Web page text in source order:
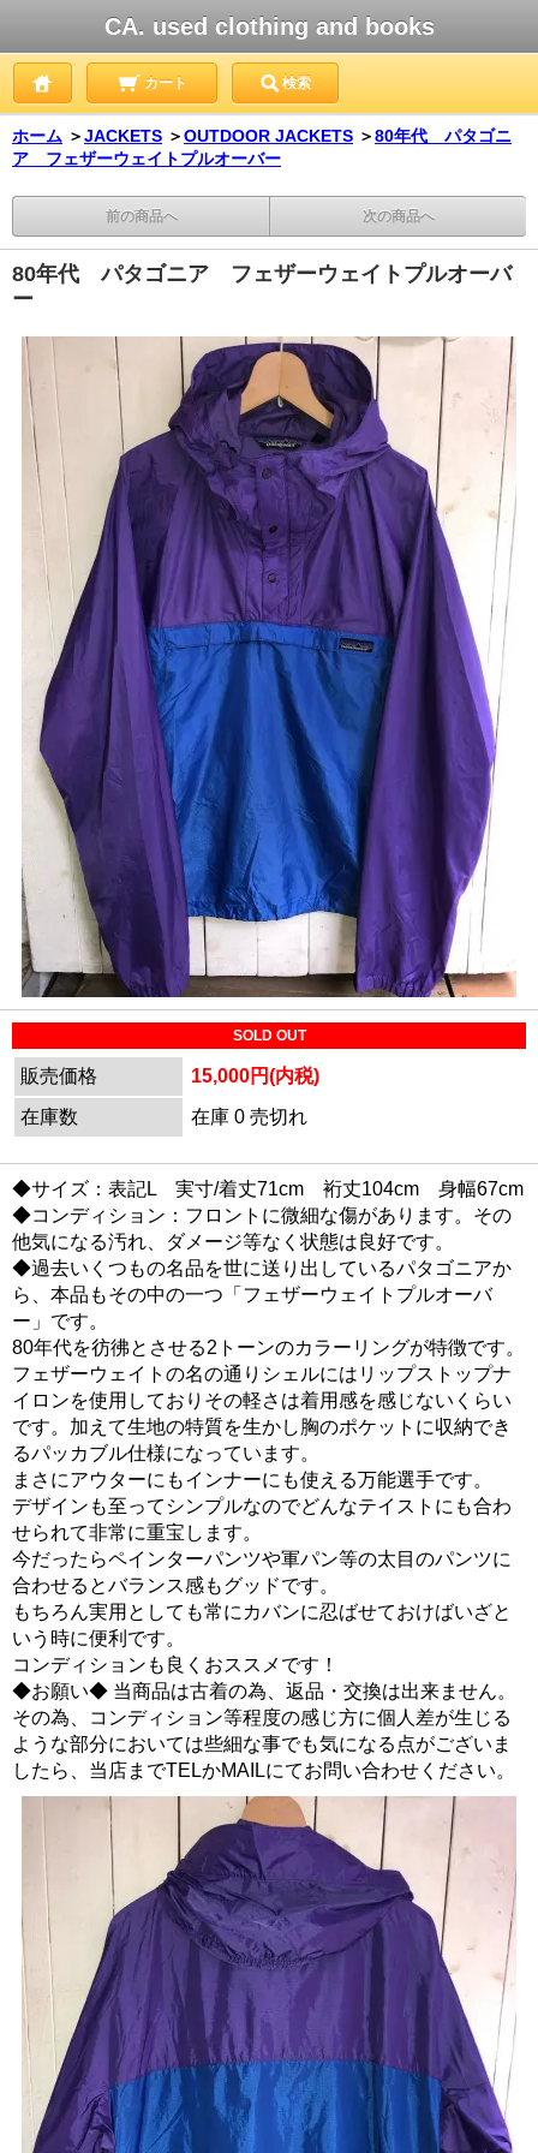
CA. used clothing and books
カート 検索
ホーム ＞JACKETS ＞OUTDOOR JACKETS ＞80年代 パタゴニ
ア フェザーウェイトプルオーバー
前の商品へ 次の商品へ
80年代 パタゴニア フェザーウェイトプルオーバ
ー
SOLD OUT
販売価格
15,000円(内税)
在庫数
在庫 0 売切れ
◆サイズ：表記L 実寸/着丈71cm 裄丈104cm 身幅67cm
◆コンディション：フロントに微細な傷があります。その
他気になる汚れ、ダメージ等なく状態は良好です。
◆過去いくつもの名品を世に送り出しているパタゴニアか
ら、本品もその中の一つ「フェザーウェイトプルオーバ
ー」です。
80年代を彷彿とさせる2トーンのカラーリングが特徴です。
フェザーウェイトの名の通りシェルにはリップストップナ
イロンを使用しておりその軽さは着用感を感じないくらい
です。加えて生地の特質を生かし胸のポケットに収納でき
るパッカブル仕様になっています。
まさにアウターにもインナーにも使える万能選手です。
デザインも至ってシンプルなのでどんなテイストにも合わ
せられて非常に重宝します。
今だったらペインターパンツや軍パン等の太目のパンツに
合わせるとバランス感もグッドです。
もちろん実用としても常にカバンに忍ばせておけばいざと
いう時に便利です。
コンディションも良くおススメです！
◆お願い◆ 当商品は古着の為、返品・交換は出来ません。
その為、コンディション等程度の感じ方に個人差が生じる
ような部分においては些細な事でも気になる点がございま
したら、当店までTELかMAILにてお問い合わせください。